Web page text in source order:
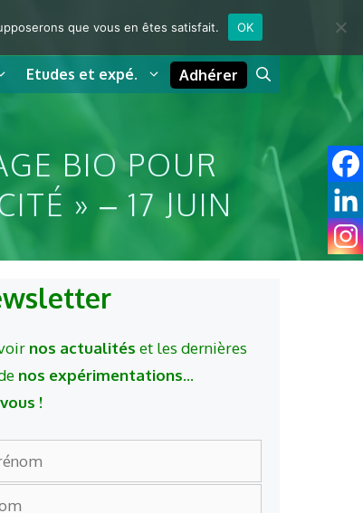
Etudes et expé. Adhérer
BIO POUR
» – 17 JUIN
nos actualités et les dernières
nos expérimentations...
!
que vous en êtes satisfait. OK